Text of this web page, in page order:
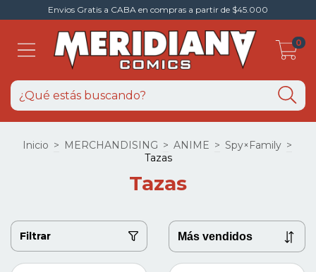
Envios Gratis a CABA en compras a partir de $45.000
0
Inicio > MERCHANDISING > ANIME > Spy×Family >
Tazas
Tazas
Filtrar